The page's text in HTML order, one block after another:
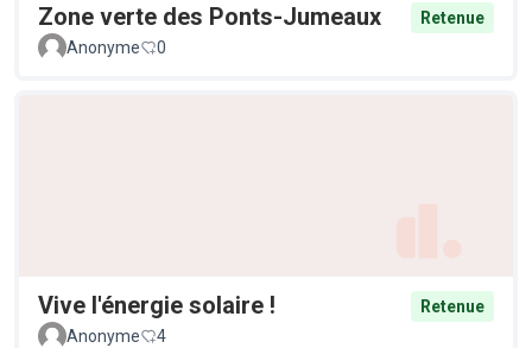
Zone verte des Ponts-Jumeaux
Retenue
Anonyme
0
Vive l'énergie solaire !
Retenue
Anonyme
4